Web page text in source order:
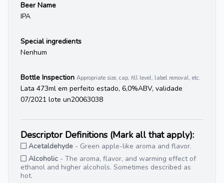
Beer Name
IPA
Special ingredients
Nenhum
Bottle Inspection Appropriate size, cap, fill level, label removal, etc.
Lata 473ml em perfeito estado, 6,0%ABV, validade
07/2021 lote un20063038
Descriptor Definitions (Mark all that apply):
Acetaldehyde - Green apple-like aroma and flavor.
Alcoholic - The aroma, flavor, and warming effect of
ethanol and higher alcohols. Sometimes described as
hot.